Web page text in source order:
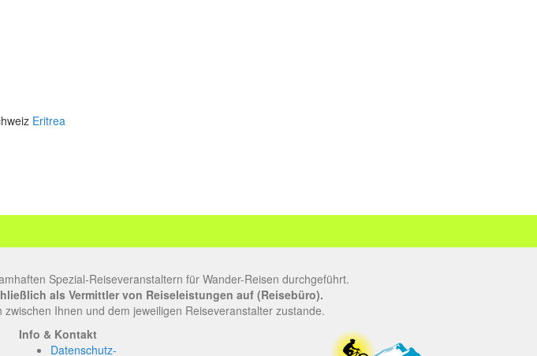
Eritrea
Spezial-Reiseveranstaltern für Wander-Reisen durchgeführt.
als Vermittler von Reiseleistungen auf (Reisebüro).
Ihnen und dem jeweiligen Reiseveranstalter zustande.
Info & Kontakt
Datenschutz-